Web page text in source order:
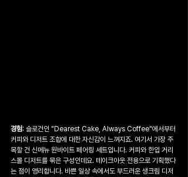
경험: 슬로건인 "Dearest Cake, Always Coffee"에서부터
커피와 디저트 조합에 대한 자신감이 느껴지죠. 여기서 가장 주
목할 건 신메뉴 원바이트 페어링 세트입니다. 커피와 한입 거리
스몰 디저트를 묶은 구성인데요. 테이크아웃 전용으로 기획했다
는 점이 영리합니다. 바쁜 일상 속에서도 부드러운 생크림 디저